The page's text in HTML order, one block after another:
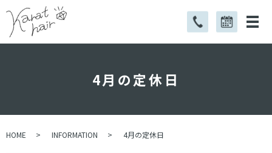
4月の定休日
HOME INFORMATION 4月の定休日